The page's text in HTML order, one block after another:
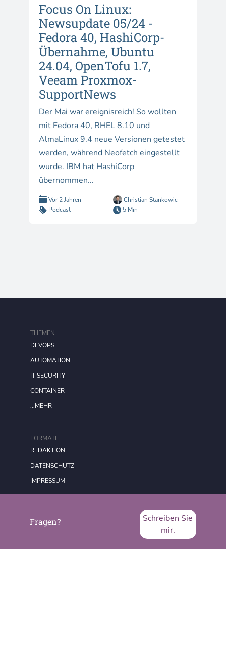
Focus On Linux:
Newsupdate 05/24 -
Fedora 40, HashiCorp-
Übernahme, Ubuntu
24.04, OpenTofu 1.7,
Veeam Proxmox-
SupportNews
Der Mai war ereignisreich! So wollten
mit Fedora 40, RHEL 8.10 und
AlmaLinux 9.4 neue Versionen getestet
werden, während Neofetch eingestellt
wurde. IBM hat HashiCorp
übernommen...
Vor 2 Jahren
Christian Stankowic
Podcast
5 Min
Fragen?
Schreiben Sie
mir.
SVA System Vertrieb Alexander GmbH
FORMATE
REDAKTION
DATENSCHUTZ
IMPRESSUM
THEMEN
DEVOPS
AUTOMATION
IT SECURITY
CONTAINER
...MEHR